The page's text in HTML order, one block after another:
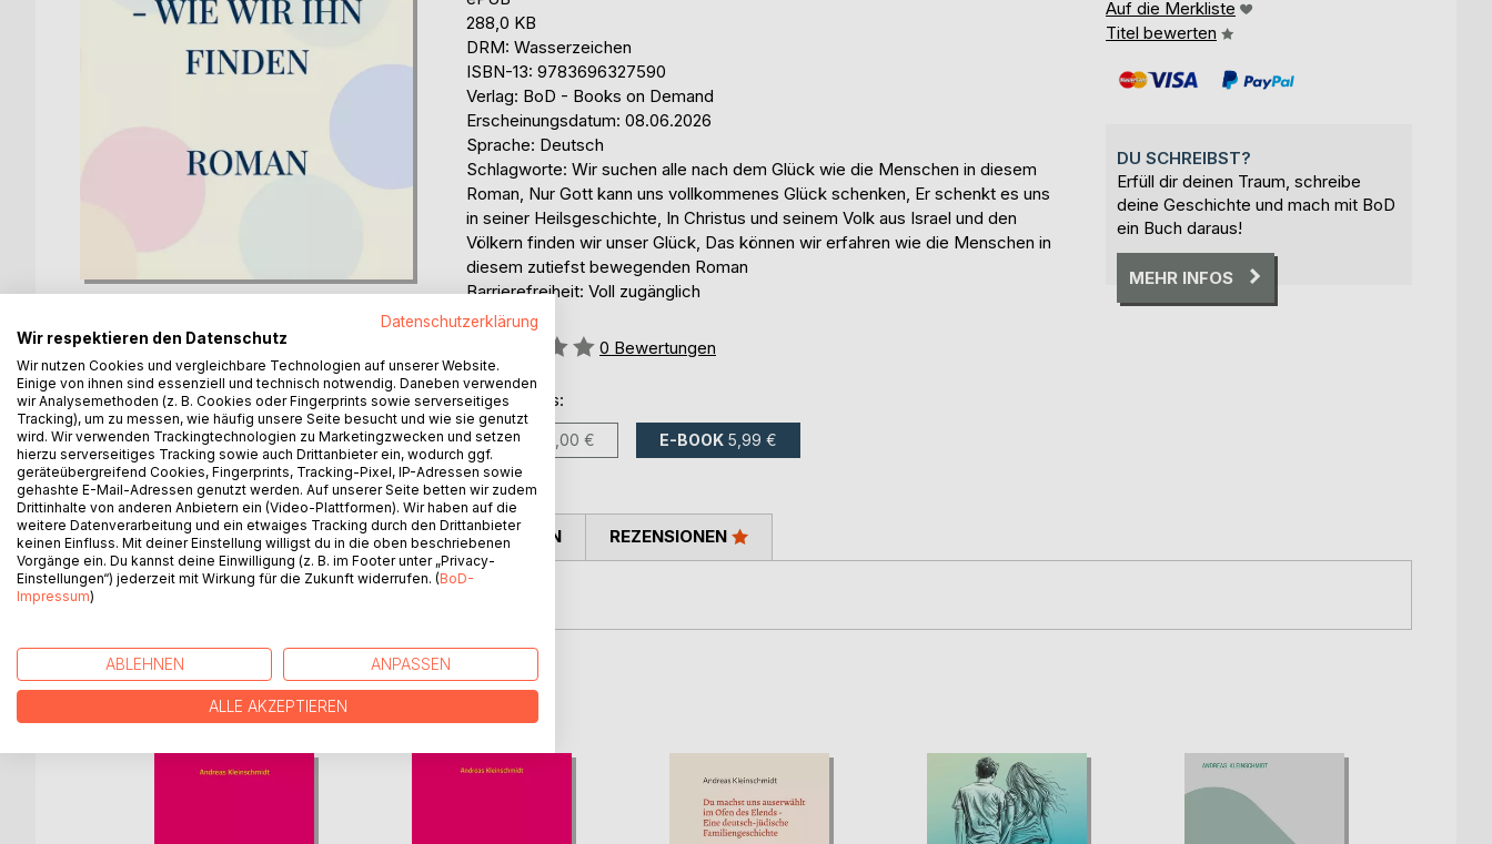
288,0 KB
DRM: Wasserzeichen
ISBN-13: 9783696327590
Verlag: BoD - Books on Demand
Erscheinungsdatum: 08.06.2026
Sprache: Deutsch
Schlagworte: Wir suchen alle nach dem Glück wie die Menschen in diesem
Roman, Nur Gott kann uns vollkommenes Glück schenken, Er schenkt es uns
in seiner Heilsgeschichte, In Christus und seinem Volk aus Israel und den
Völkern finden wir unser Glück, Das können wir erfahren wie die Menschen in
diesem zutiefst bewegenden Roman
Barrierefreiheit: Voll zugänglich
Bewertung::
0%
0 Bewertungen
erhältlich als:
BUCH 12,00 € E-BOOK 5,99 €
Auf die Merkliste
Titel bewerten
DU SCHREIBST?
Erfüll dir deinen Traum, schreibe
deine Geschichte und mach mit BoD
ein Buch daraus!
MEHR INFOS
BESCHREIBUNG AUTOR/IN PRESSESTIMMEN REZENSIONEN
WEITERE TITEL BEIBoD
Datenschutzerklärung
Wir respektieren den Datenschutz
Wir nutzen Cookies und vergleichbare Technologien auf unserer Website.
Einige von ihnen sind essenziell und technisch notwendig. Daneben verwenden
wir Analysemethoden (z. B. Cookies oder Fingerprints sowie serverseitiges
Tracking), um zu messen, wie häufig unsere Seite besucht und wie sie genutzt
wird. Wir verwenden Trackingtechnologien zu Marketingzwecken und setzen
hierzu serverseitiges Tracking sowie auch Drittanbieter ein, wodurch ggf.
geräteübergreifend Cookies, Fingerprints, Tracking-Pixel, IP-Adressen sowie
gehashte E-Mail-Adressen genutzt werden. Auf unserer Seite betten wir zudem
Drittinhalte von anderen Anbietern ein (Video-Plattformen). Wir haben auf die
weitere Datenverarbeitung und ein etwaiges Tracking durch den Drittanbieter
keinen Einfluss. Mit deiner Einstellung willigst du in die oben beschriebenen
Vorgänge ein. Du kannst deine Einwilligung (z. B. im Footer unter „Privacy-
Einstellungen“) jederzeit mit Wirkung für die Zukunft widerrufen. (BoD-
Impressum)
ABLEHNEN ANPASSEN
ALLE AKZEPTIEREN